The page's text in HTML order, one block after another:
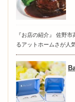
『お店の紹介』 佐野
るアットホームさが人